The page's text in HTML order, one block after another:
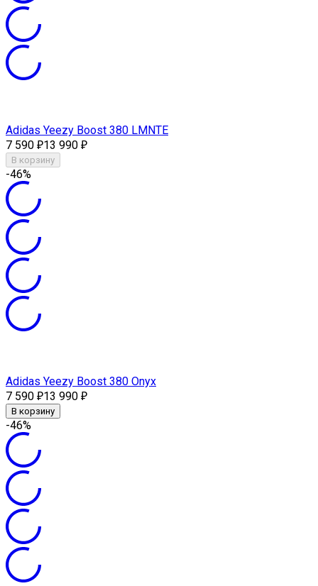
Adidas Yeezy Boost 380 LMNTE
7 590 ₽13 990 ₽
В корзину
-46%
Adidas Yeezy Boost 380 Onyx
7 590 ₽13 990 ₽
В корзину
-46%